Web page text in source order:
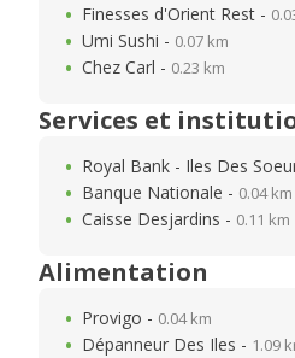
Finesses d'Orient Rest -
Umi Sushi - 0.07 km
Chez Carl - 0.23 km
Services et
Royal Bank - Iles Des
Banque Nationale - 0.04 km
Caisse Desjardins - 0.11 km
Alimentation
Provigo - 0.04 km
Dépanneur Des Iles - 1.09